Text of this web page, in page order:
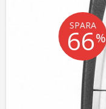
SPARA
66%